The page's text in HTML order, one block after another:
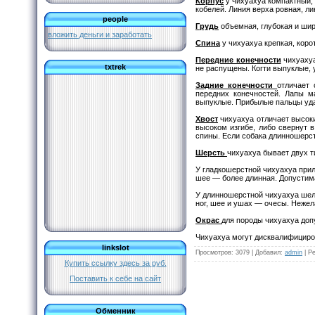
people
вложить деньги и заработать
txtrek
linkslot
Купить ссылку здесь за руб.
Поставить к себе на сайт
Обменник
кобелей. Линия верха ровная,
Грудь объемная, глубокая и
Спина у чихуахуа крепкая,
Передние конечности
не распущены. Когти выпуклые,
Задние конечностиотличает
передних конечностей. Лапы
выпуклые. Прибылые пальцы
Хвост чихуахуа отличает
высоком изгибе, либо свернут
спины. Если собака
Шерсть чихуахуа бывает двух
У гладкошерстной чихуахуа
шее — более длинная.
У длинношерстной чихуахуа
ног, шее и ушах — очесы.
Окрас для породы чихуахуа
Чихуахуа могут
Просмотров: 3079 | Добавил: admin